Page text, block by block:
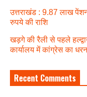
उत्तराखंड : 9.87 लाख
रुपये की राशि
खड़गे की रैली से पहले
कार्यालय में कांग्रेस का
Recent Comments